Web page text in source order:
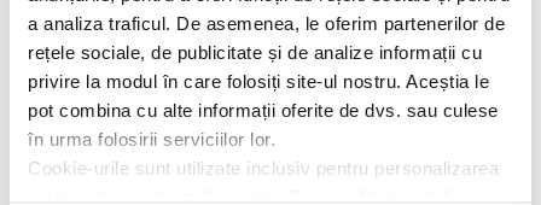
a analiza traficul. De asemenea, le oferim partenerilor de
rețele sociale, de publicitate și de analize informații cu
privire la modul în care folosiți site-ul nostru. Aceștia le
pot combina cu alte informații oferite de dvs. sau culese
în urma folosirii serviciilor lor.
Cookie-urile sunt utilizate inclusiv pentru personalizarea
voleiului si ai sporturilor nautice se bucura de facilitati pe plaja.
Facilitati hotel
Camere hotel
Masa: Mic dejun;